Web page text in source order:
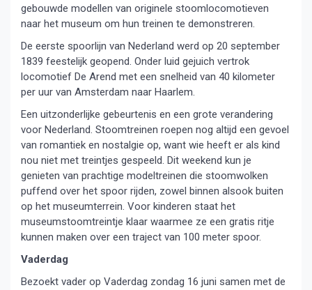
gebouwde modellen van originele stoomlocomotieven
naar het museum om hun treinen te demonstreren.
De eerste spoorlijn van Nederland werd op 20 september
1839 feestelijk geopend. Onder luid gejuich vertrok
locomotief De Arend met een snelheid van 40 kilometer
per uur van Amsterdam naar Haarlem.
Een uitzonderlijke gebeurtenis en een grote verandering
voor Nederland. Stoomtreinen roepen nog altijd een gevoel
van romantiek en nostalgie op, want wie heeft er als kind
nou niet met treintjes gespeeld. Dit weekend kun je
genieten van prachtige modeltreinen die stoomwolken
puffend over het spoor rijden, zowel binnen alsook buiten
op het museumterrein. Voor kinderen staat het
museumstoomtreintje klaar waarmee ze een gratis ritje
kunnen maken over een traject van 100 meter spoor.
Vaderdag
Bezoekt vader op Vaderdag zondag 16 juni samen met de